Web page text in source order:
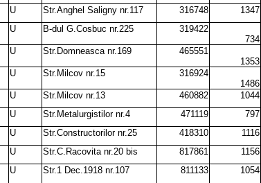
U Str.Anghel Saligny nr.117 316748 1347
U B-dul G.Cosbuc nr.225
319422
734
U Str.Domneasca nr.169
465551
1353
U Str.Milcov nr.15
316924
1486
U Str.Milcov nr.13 460882 1044
U Str.Metalurgistilor nr.4 471119 797
U Str.Constructorilor nr.25 418310 1116
U Str.C.Racovita nr.20 bis 817861 1156
U Str.1 Dec.1918 nr.107 811133 1054